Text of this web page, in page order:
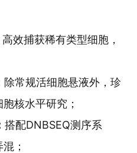
高效捕获稀有类型细胞，
除常规活细胞悬液外，珍
核水平研究；
搭配DNBSEQ测序系
；